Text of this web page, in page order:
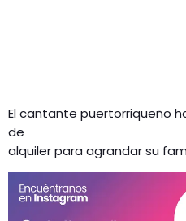
El cantante puertorriqueño
de
alquiler para agrandar su